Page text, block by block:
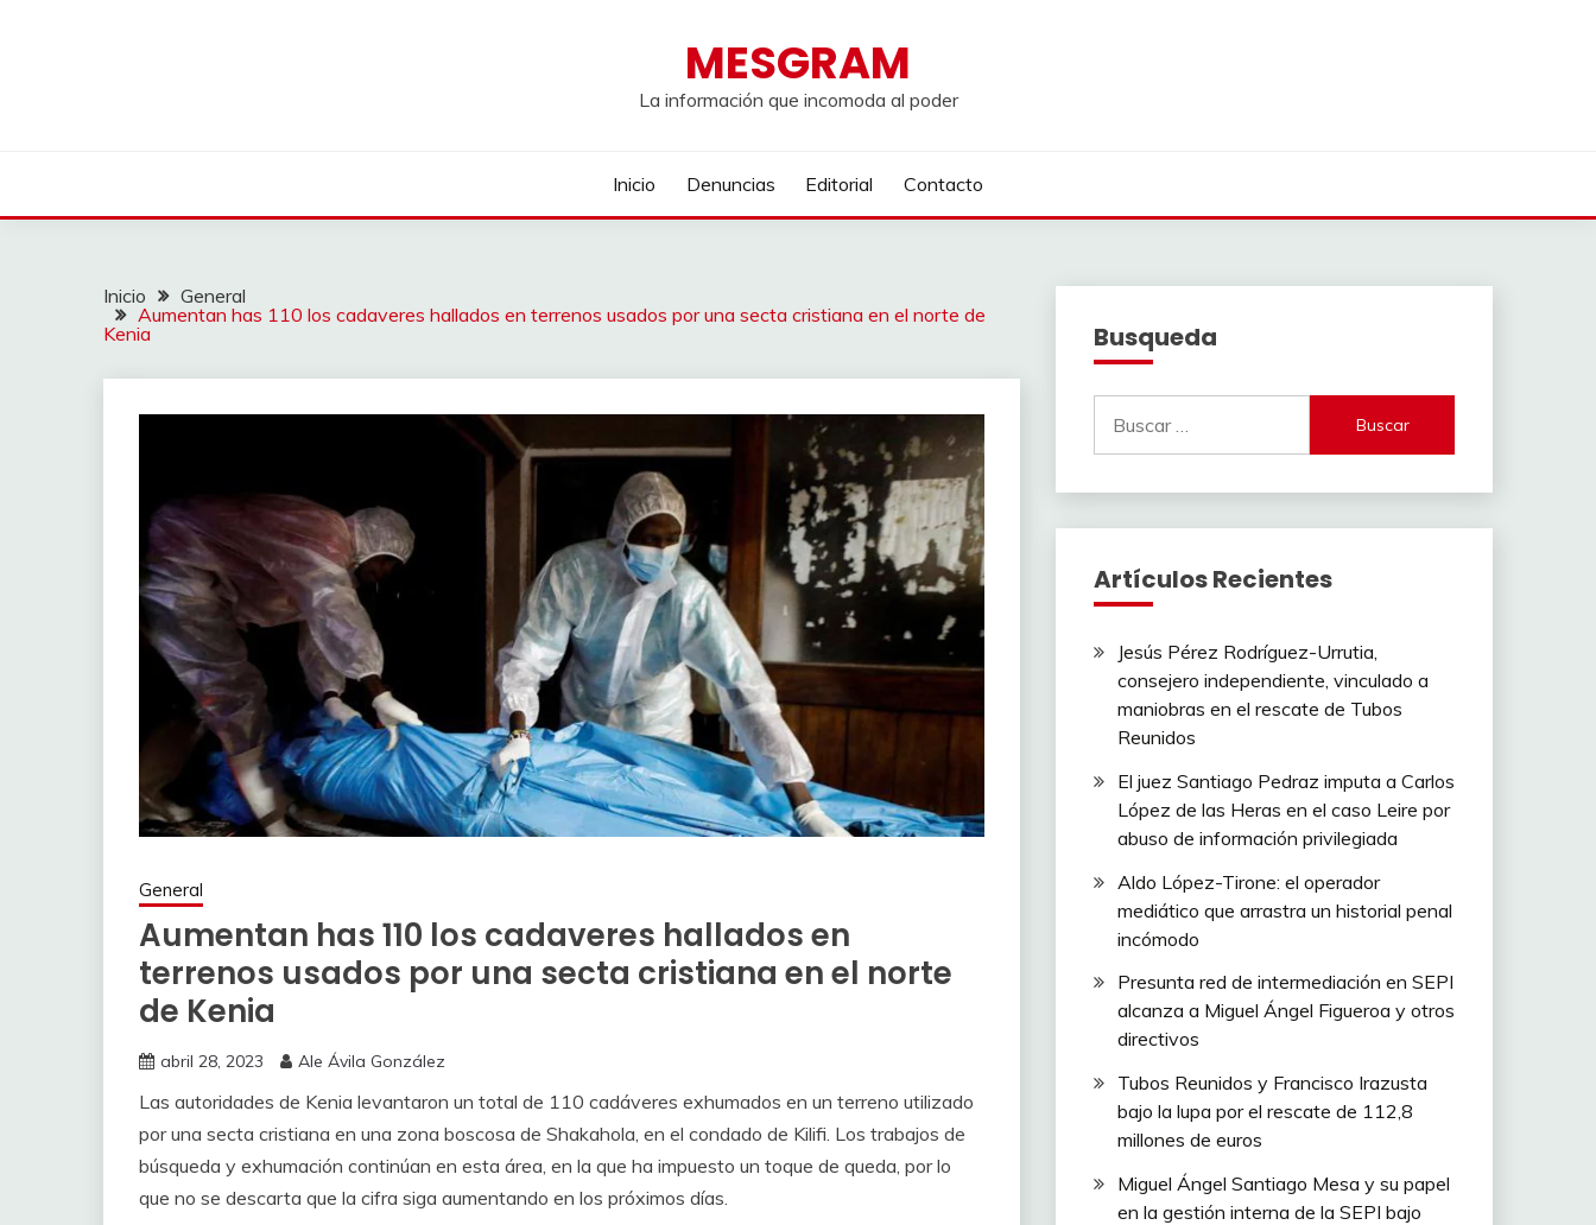
MESGRAM
La información que incomoda al poder
Inicio Denuncias Editorial Contacto
Inicio
General
Aumentan has 110 los cadaveres hallados en terrenos usados ​​por una secta cristiana en el norte de
Kenia
General
Aumentan has 110 los cadaveres hallados en
terrenos usados ​​por una secta cristiana en el norte
de Kenia
abril 28, 2023 Ale Ávila González
Las autoridades de Kenia levantaron un total de 110 cadáveres exhumados en un terreno utilizado
por una secta cristiana en una zona boscosa de Shakahola, en el condado de Kilifi. Los trabajos de
búsqueda y exhumación continúan en esta área, en la que ha impuesto un toque de queda, por lo
que no se descarta que la cifra siga aumentando en los próximos días.
Busqueda
Artículos Recientes
Jesús Pérez Rodríguez-Urrutia,
consejero independiente, vinculado a
maniobras en el rescate de Tubos
Reunidos
El juez Santiago Pedraz imputa a Carlos
López de las Heras en el caso Leire por
abuso de información privilegiada
Aldo López-Tirone: el operador
mediático que arrastra un historial penal
incómodo
Presunta red de intermediación en SEPI
alcanza a Miguel Ángel Figueroa y otros
directivos
Tubos Reunidos y Francisco Irazusta
bajo la lupa por el rescate de 112,8
millones de euros
Miguel Ángel Santiago Mesa y su papel
en la gestión interna de la SEPI bajo